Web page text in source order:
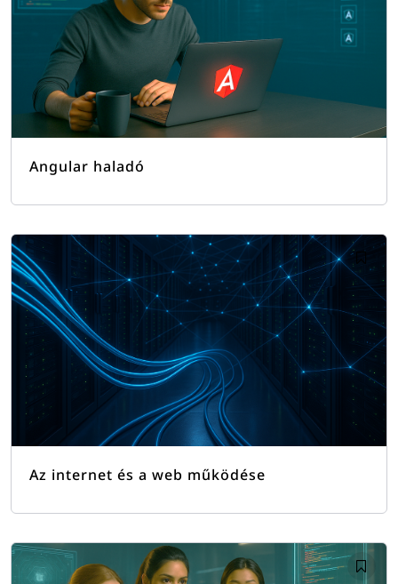
Angular haladó
Az internet és a web működése